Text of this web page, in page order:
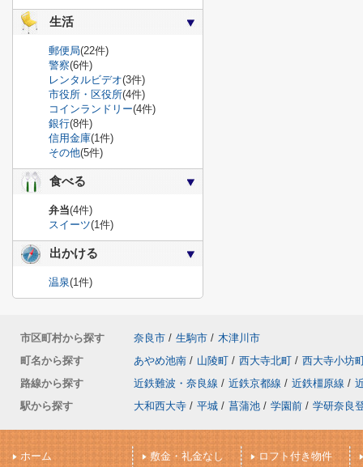
生活
郵便局(22件)
警察(6件)
レンタルビデオ(3件)
市役所・区役所(4件)
コインランドリー(4件)
銀行(8件)
信用金庫(1件)
その他(5件)
食べる
弁当(4件)
スイーツ(1件)
出かける
温泉(1件)
市区町村から探す 奈良市 / 生駒市 / 木津川市
町名から探す
あやめ池南 / 山陵町 / 西大寺北町 / 西大寺小坊
路線から探す
近鉄難波・奈良線 / 近鉄京都線 / 近鉄橿原線 /
駅から探す
大和西大寺 / 平城 / 菖蒲池 / 学園前 / 学研奈良
ホーム
敷金・礼金なし
ロフト付き物件